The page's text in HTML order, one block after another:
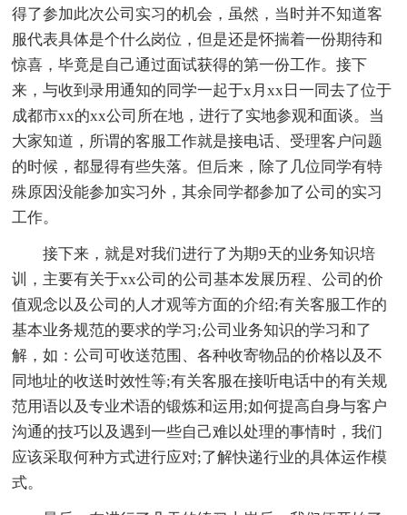
得了参加此次公司实习的机会，虽然，当时并不知道客
服代表具体是个什么岗位，但是还是怀揣着一份期待和
惊喜，毕竟是自己通过面试获得的第一份工作。接下
来，与收到录用通知的同学一起于x月xx日一同去了位于
成都市xx的xx公司所在地，进行了实地参观和面谈。当
大家知道，所谓的客服工作就是接电话、受理客户问题
的时候，都显得有些失落。但后来，除了几位同学有特
殊原因没能参加实习外，其余同学都参加了公司的实习
工作。
接下来，就是对我们进行了为期9天的业务知识培
训，主要有关于xx公司的公司基本发展历程、公司的价
值观念以及公司的人才观等方面的介绍;有关客服工作的
基本业务规范的要求的学习;公司业务知识的学习和了
解，如：公司可收送范围、各种收寄物品的价格以及不
同地址的收送时效性等;有关客服在接听电话中的有关规
范用语以及专业术语的锻炼和运用;如何提高自身与客户
沟通的技巧以及遇到一些自己难以处理的事情时，我们
应该采取何种方式进行应对;了解快递行业的具体运作模
式。